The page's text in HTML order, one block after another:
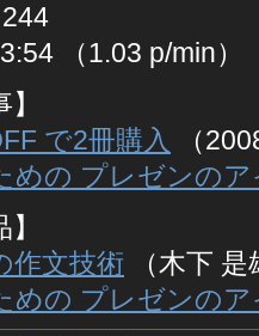
（1.03 p/min）
で2冊購入
（
めの プレゼンのア
作文技術 （木下 是
めの プレゼンのア